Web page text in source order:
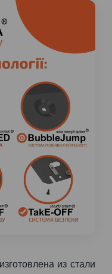
из стали